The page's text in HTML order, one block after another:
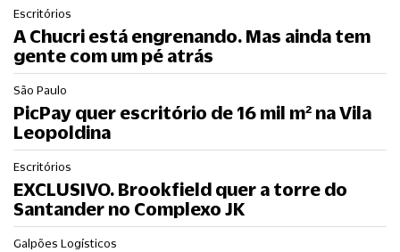
Escritórios
A Chucri está engrenando. Mas ainda tem
gente com um pé atrás
São Paulo
PicPay quer escritório de 16 mil m² na Vila
Leopoldina
Escritórios
EXCLUSIVO. Brookfield quer a torre do
Santander no Complexo JK
Galpões Logísticos